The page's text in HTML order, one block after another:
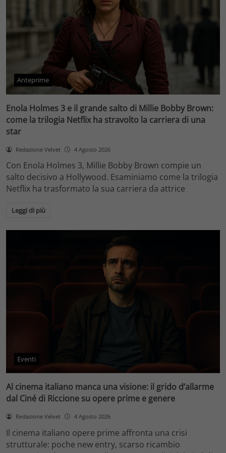
Anteprime
Enola Holmes 3 e il grande salto di Millie Bobby Brown:
come la trilogia Netflix ha stravolto la carriera di una
star
Redazione Velvet 4 Agosto 2026
Con Enola Holmes 3, Millie Bobby Brown compie un
salto decisivo a Hollywood. Esaminiamo come la trilogia
Netflix ha trasformato la sua carriera da attrice
Leggi di più
Eventi
Al cinema italiano manca una visione: il grido d’allarme
dal Ciné di Riccione su opere prime e genere
Redazione Velvet 4 Agosto 2026
Il cinema italiano opere prime affronta una crisi
strutturale: poche new entry, scarso ricambio